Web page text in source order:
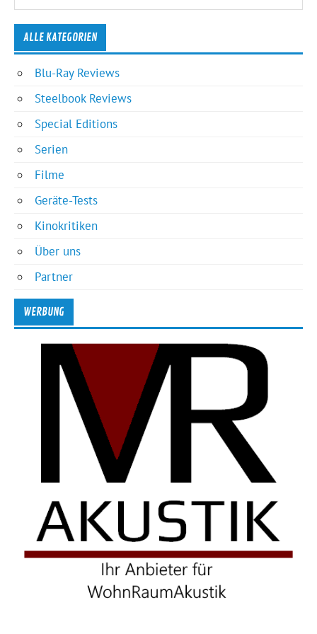
ALLE KATEGORIEN
Blu-Ray Reviews
Steelbook Reviews
Special Editions
Serien
Filme
Geräte-Tests
Kinokritiken
Über uns
Partner
WERBUNG